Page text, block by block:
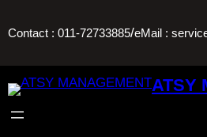
toContact : 011-72733885/eMail :
ATSY